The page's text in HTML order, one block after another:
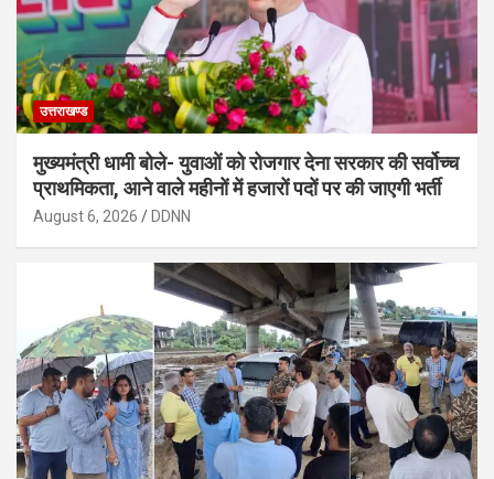
उत्तराखण्ड
मुख्यमंत्री धामी बोले- युवाओं को रोजगार देना सरकार की सर्वोच्च
प्राथमिकता, आने वाले महीनों में हजारों पदों पर की जाएगी भर्ती
August 6, 2026 DDNN